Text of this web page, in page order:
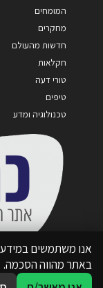
המומחים
מחקרים
חדשות מהעולם
חקלאות
טורי דעה
טיפים
טכנולוגיה ומדע
אנו משתמשים
באתר מהווה הסכמה.